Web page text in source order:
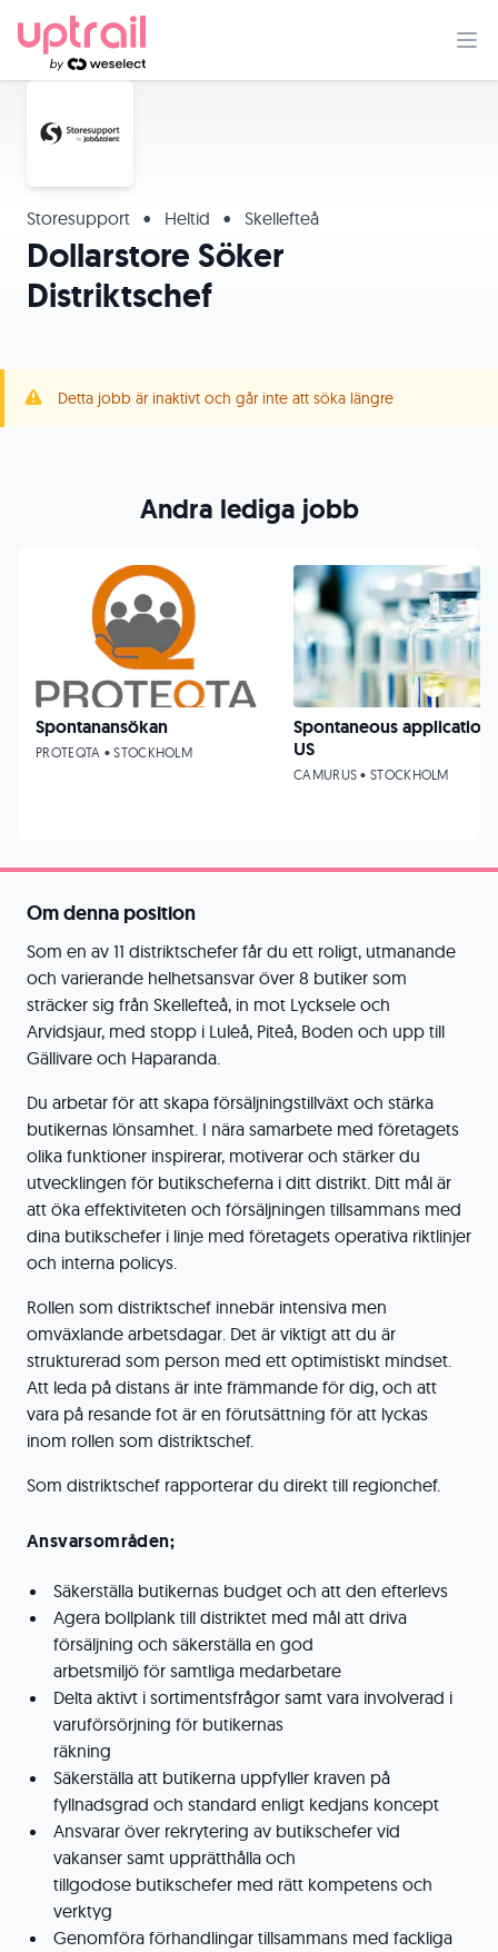
Storesupport • Heltid • Skellefteå
Dollarstore Söker
Distriktschef
Detta jobb är inaktivt och går inte att söka längre
Om denna position
Som en av 11 distriktschefer får du ett roligt, utmanande
och varierande helhetsansvar över 8 butiker som
sträcker sig från Skellefteå, in mot Lycksele och
Arvidsjaur, med stopp i Luleå, Piteå, Boden och upp till
Gällivare och Haparanda.
Du arbetar för att skapa försäljningstillväxt och stärka
butikernas lönsamhet. I nära samarbete med företagets
olika funktioner inspirerar, motiverar och stärker du
utvecklingen för butikscheferna i ditt distrikt. Ditt mål är
att öka effektiviteten och försäljningen tillsammans med
dina butikschefer i linje med företagets operativa riktlinjer
och interna policys.
Rollen som distriktschef innebär intensiva men
omväxlande arbetsdagar. Det är viktigt att du är
strukturerad som person med ett optimistiskt mindset.
Att leda på distans är inte främmande för dig, och att
vara på resande fot är en förutsättning för att lyckas
inom rollen som distriktschef.
Som distriktschef rapporterar du direkt till regionchef.
Ansvarsområden;
Säkerställa butikernas budget och att den efterlevs
Agera bollplank till distriktet med mål att driva
försäljning och säkerställa en god
arbetsmiljö för samtliga medarbetare
Delta aktivt i sortimentsfrågor samt vara involverad i
varuförsörjning för butikernas
räkning
Säkerställa att butikerna uppfyller kraven på
fyllnadsgrad och standard enligt kedjans koncept
Ansvarar över rekrytering av butikschefer vid
vakanser samt upprätthålla och
tillgodose butikschefer med rätt kompetens och
verktyg
Genomföra förhandlingar tillsammans med fackliga
Andra lediga jobb
Spontanansökan
PROTEQTA • STOCKHOLM
Spontaneous application
US
CAMURUS • STOCKHOLM